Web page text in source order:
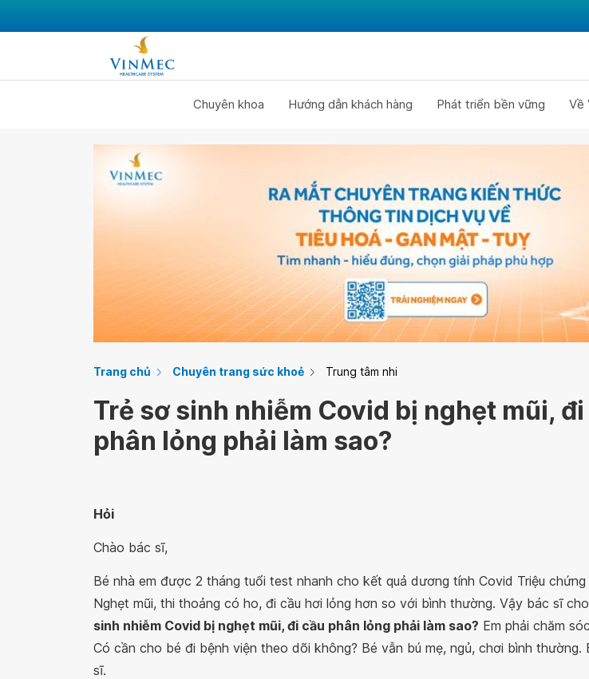
Chuyên khoa Hướng dẫn khách hàng Phát triển bền vững Về
Trang chủ Chuyên trang sức khoẻ Trung tâm nhi
Trẻ sơ sinh nhiễm Covid bị nghẹt mũi,
phân lỏng phải làm sao?
Hỏi
Chào bác sĩ,
Bé nhà em được 2 tháng tuổi test nhanh cho kết quả dương tính Covid Triệu
Nghẹt mũi, thi thoảng có ho, đi cầu hơi lỏng hơn so với bình thường. Vậy bác sĩ
sinh nhiễm Covid bị nghẹt mũi, đi cầu phân lỏng phải làm sao? Em phải chăm
Có cần cho bé đi bệnh viện theo dõi không? Bé vẫn bú mẹ, ngủ, chơi bình thường.
sĩ.